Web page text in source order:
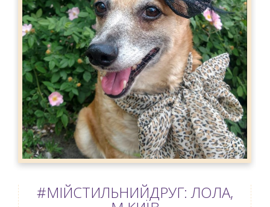
#МІЙСТИЛЬНИЙДРУГ: ЛОЛА,